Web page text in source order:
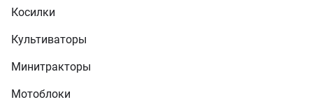
Косилки
Культиваторы
Минитракторы
Мотоблоки